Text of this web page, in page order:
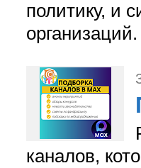
политику, и
организаций.
каналов,